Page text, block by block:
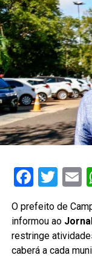
O prefeito de
informou ao
restringe
caberá a cada